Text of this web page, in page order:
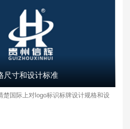
尺寸和设计标准
楚国际上对logo标识标牌设计规格和设